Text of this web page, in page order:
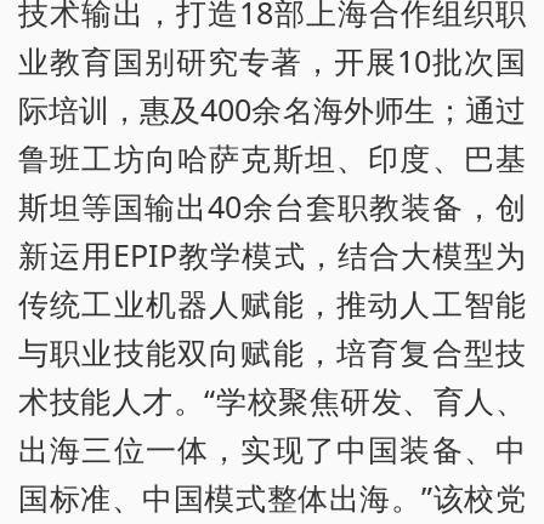
技术输出，打造18部上海合作组织职
业教育国别研究专著，开展10批次国
际培训，惠及400余名海外师生；通过
鲁班工坊向哈萨克斯坦、印度、巴基
斯坦等国输出40余台套职教装备，创
新运用EPIP教学模式，结合大模型为
传统工业机器人赋能，推动人工智能
与职业技能双向赋能，培育复合型技
术技能人才。“学校聚焦研发、育人、
出海三位一体，实现了中国装备、中
国标准、中国模式整体出海。”该校党